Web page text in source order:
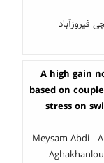
فیروزآباد -
A high gain
based on
stress on
Meysam Abdi -